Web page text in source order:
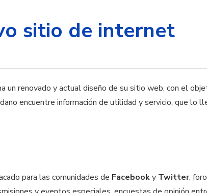
sitio de internet
un renovado y actual diseño de su sitio web, con el
encuentre información de utilidad y servicio, que lo
para las comunidades de Facebooky Twitter,